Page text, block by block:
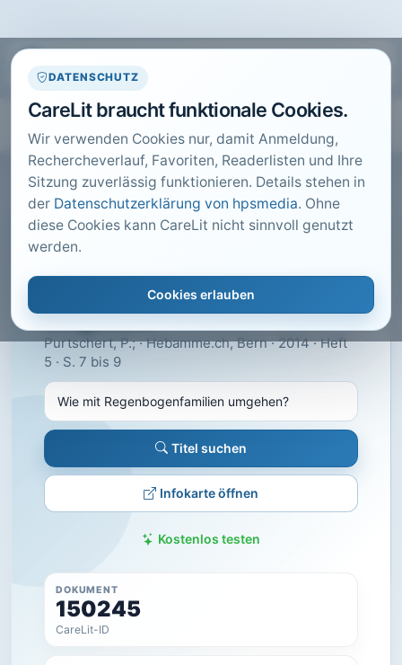
DATENSCHUTZ
CareLit braucht funktionale Cookies.
Wir verwenden Cookies nur, damit Anmeldung,
Rechercheverlauf, Favoriten, Readerlisten und Ihre
Sitzung zuverlässig funktionieren. Details stehen in
der Datenschutzerklärung von hpsmedia. Ohne
diese Cookies kann CareLit nicht sinnvoll genutzt
werden.
Cookies erlauben
CARELIT FACHARTIKEL
Wie mit
Regenbogenfamilien
umgehen?
Purtschert, P.; · Hebamme.ch, Bern · 2014 · Heft
5 · S. 7 bis 9
Titel suchen
Infokarte öffnen
Kostenlos testen
DOKUMENT
150245
CareLit-ID